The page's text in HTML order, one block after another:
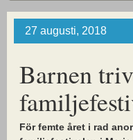
27 augusti, 2018
Barnen
För femte året i rad